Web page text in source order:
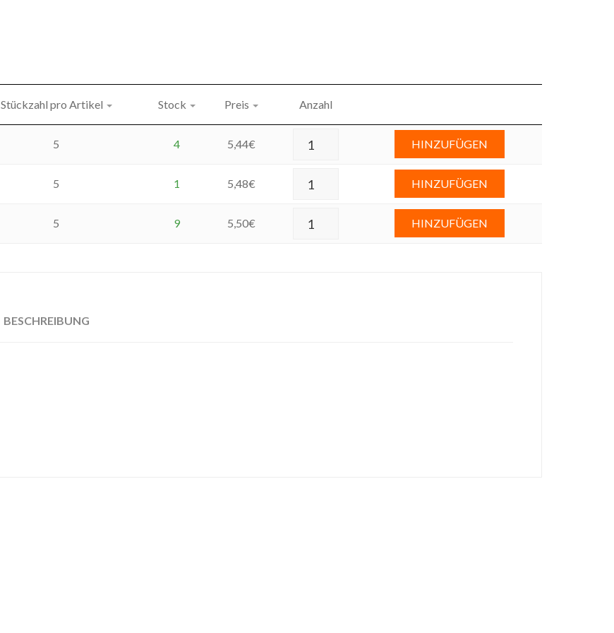
Stückzahl pro Artikel Stock Preis Anzahl
5 4 5,44€ HINZUFÜGEN
5 1 5,48€ HINZUFÜGEN
5 9 5,50€ HINZUFÜGEN
BESCHREIBUNG